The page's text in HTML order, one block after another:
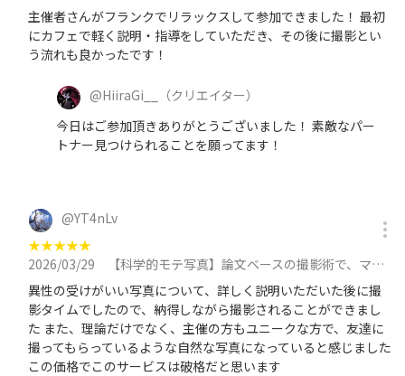
主催者さんがフランクでリラックスして参加できました！ 最初
にカフェで軽く説明・指導をしていただき、その後に撮影とい
う流れも良かったです！
@HiiraGi__
（クリエイター）
今日はご参加頂きありがとうございました！ 素敵なパー
トナー見つけられることを願ってます！
@YT4nLv
★★★★★
2026/03/29
【科学的モテ写真】論文ベースの撮影術で、マッチングアプリをハックする撮影会 in 池袋 at 3月29日（日）に参加
異性の受けがいい写真について、詳しく説明いただいた後に撮
影タイムでしたので、納得しながら撮影されることができまし
た また、理論だけでなく、主催の方もユニークな方で、友達に
撮ってもらっているような自然な写真になっていると感じました
この価格でこのサービスは破格だと思います